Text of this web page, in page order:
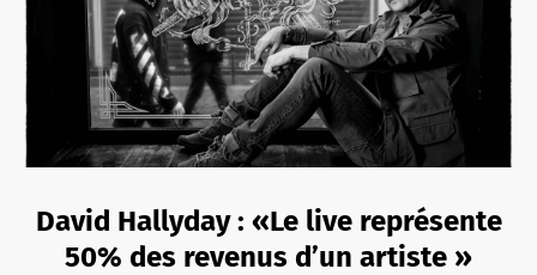
David Hallyday : «Le live représente
50% des revenus d’un artiste »